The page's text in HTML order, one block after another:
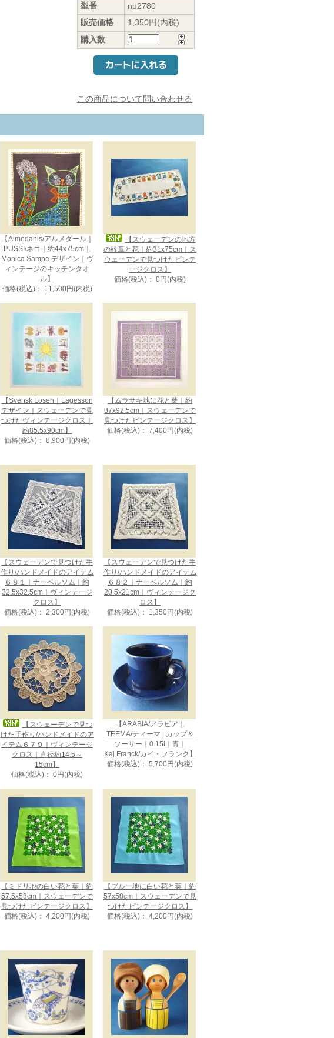
型番
nu2780
販売価格
1,350円(内税)
購入数
この商品について問い合わせる
【Almedahls/アルメダール｜
PUSSI/ネコ｜約44x75cm｜
Monica Sampe デザイン｜ヴ
ィンテージのキッチンタオ
ル】
価格(税込)： 11,500円(内税)
【スウェーデンの地方
の紋章と花｜約31x75cm｜ス
ウェーデンで見つけたビンテ
ージクロス】
価格(税込)： 0円(内税)
【Svensk Losen｜Lagesson
デザイン｜スウェーデンで見
つけたヴィンテージクロス｜
約85.5x90cm】
価格(税込)： 8,900円(内税)
【ムラサキ地に花と葉｜約
87x92.5cm｜スウェーデンで
見つけたビンテージクロス】
価格(税込)： 7,400円(内税)
【スウェーデンで見つけた手
作り/ハンドメイドのアイテム
６８１｜ナーベルソム｜約
32.5x32.5cm｜ヴィンテージ
クロス】
価格(税込)： 2,300円(内税)
【スウェーデンで見つけた手
作り/ハンドメイドのアイテム
６８２｜ナーベルソム｜約
20.5x21cm｜ヴィンテージク
ロス】
価格(税込)： 1,350円(内税)
【スウェーデンで見つ
けた手作り/ハンドメイドのア
イテム６７９｜ヴィンテージ
クロス｜直径約14.5～
15cm】
価格(税込)： 0円(内税)
【ARABIA/アラビア｜
TEEMA/ティーマ | カップ＆
ソーサー｜0.15l｜青｜
Kaj.Franck/カイ・フランク】
価格(税込)： 5,700円(内税)
【ミドリ地の白い花と葉｜約
57.5x58cm｜スウェーデンで
見つけたビンテージクロス】
価格(税込)： 4,200円(内税)
【ブルー地に白い花と葉｜約
57x58cm｜スウェーデンで見
つけたビンテージクロス】
価格(税込)： 4,200円(内税)